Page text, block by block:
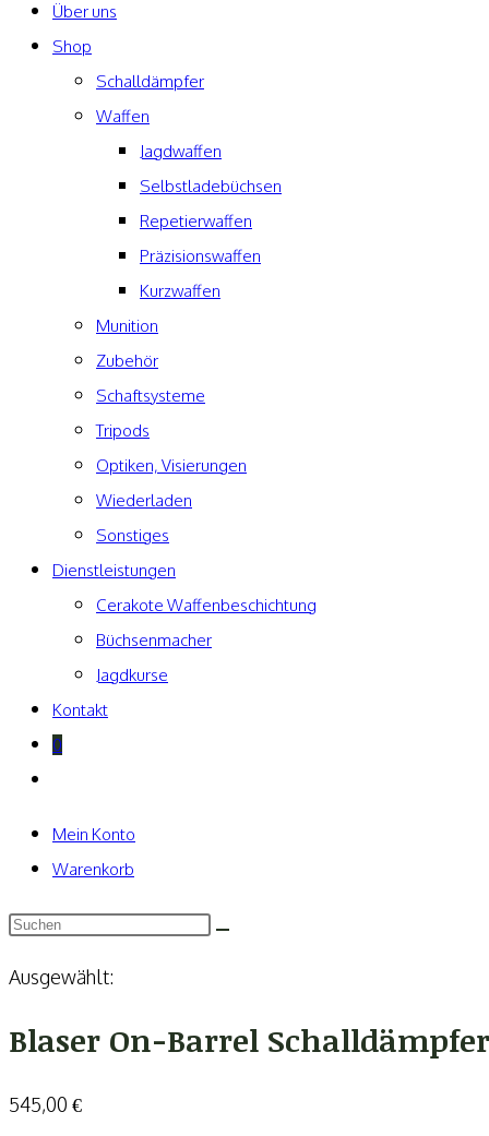
Über uns
Shop
Schalldämpfer
Waffen
Jagdwaffen
Selbstladebüchsen
Repetierwaffen
Präzisionswaffen
Kurzwaffen
Munition
Zubehör
Schaftsysteme
Tripods
Optiken, Visierungen
Wiederladen
Sonstiges
Dienstleistungen
Cerakote Waffenbeschichtung
Büchsenmacher
Jagdkurse
Kontakt
0
umschalten
Mein Konto
Warenkorb
Ausgewählt:
Blaser On-Barrel
545,00 €